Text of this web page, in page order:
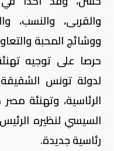
والقربى، والنسب،
ووشائج المحبة
حرصا على توجيه
لدولة تونس الشقيقة
الرئاسية، وتهنئة
السيسي لنظيره
رئاسية جديدة.